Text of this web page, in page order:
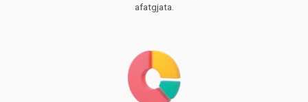
afatgjata.